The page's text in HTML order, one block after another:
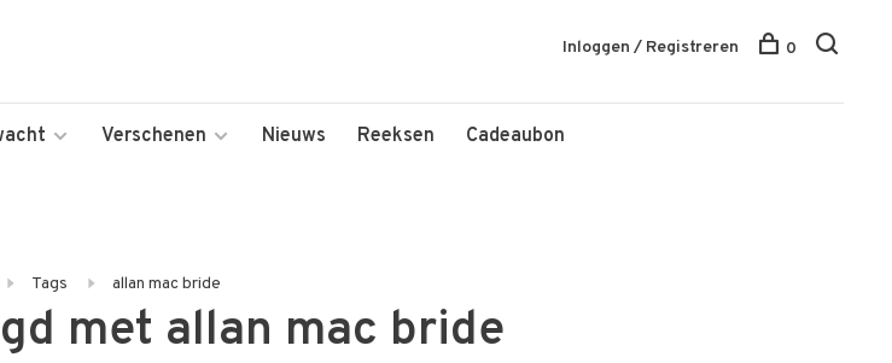
Verschenen Nieuws Reeksen Cadeaubon
Inloggen / Registreren 0
Tags allan mac bride
met allan mac bride